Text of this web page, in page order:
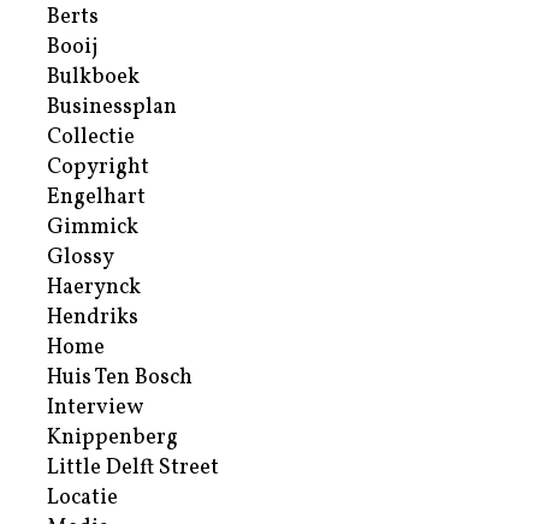
Berts
Booij
Bulkboek
Businessplan
Collectie
Copyright
Engelhart
Gimmick
Glossy
Haerynck
Hendriks
Home
Huis Ten Bosch
Interview
Knippenberg
Little Delft Street
Locatie